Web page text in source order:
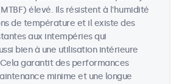
élevé. Ils résistent à l'humidité
de température et il existe des
aux intempéries qui
bien à une utilisation intérieure
garantit des performances
minime et une longue